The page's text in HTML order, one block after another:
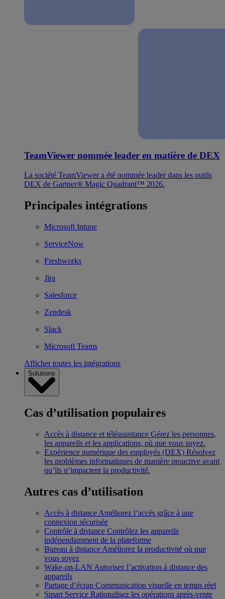
TeamViewer nommée leader en matière de DEX
La société TeamViewer a été nommée leader dans les outils
DEX de Gartner® Magic Quadrant™ 2026.
Principales intégrations
Microsoft Intune
ServiceNow
Freshworks
Jira
Salesforce
Zendesk
Slack
Microsoft Teams
Afficher toutes les intégrations
Solutions
Cas d’utilisation populaires
Accès à distance et téléassistance Gérez les personnes,
les appareils et les applications, où que vous soyez.
Expérience numérique des employés (DEX) Résolvez
les problèmes informatiques de manière proactive avant
qu’ils n’impactent la productivité.
Autres cas d’utilisation
Accès à distance Améliorez l’accès grâce à une
connexion sécurisée
Contrôle à distance Contrôlez les appareils
indépendamment de la plateforme
Bureau à distance Améliorez la productivité où que
vous soyez
Wake-on-LAN Autorisez l’activation à distance des
appareils
Partage d’écran Communication visuelle en temps réel
Smart Service Rationalisez les opérations après-vente